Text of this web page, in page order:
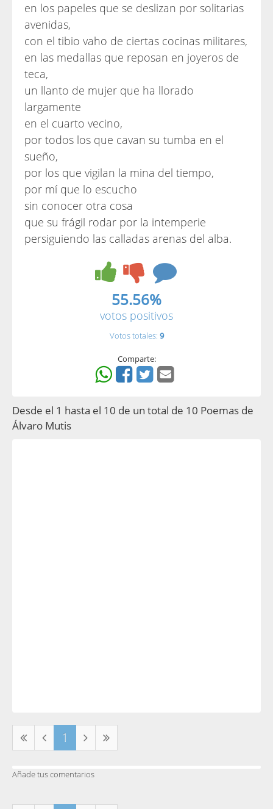
en los papeles que se deslizan por solitarias
avenidas,
con el tibio vaho de ciertas cocinas militares,
en las medallas que reposan en joyeros de
teca,
un llanto de mujer que ha llorado
largamente
en el cuarto vecino,
por todos los que cavan su tumba en el
sueño,
por los que vigilan la mina del tiempo,
por mí que lo escucho
sin conocer otra cosa
que su frágil rodar por la intemperie
persiguiendo las calladas arenas del alba.
55.56%
votos positivos
Votos totales: 9
Comparte:
Desde el 1 hasta el 10 de un total de 10 Poemas de
Álvaro Mutis
1
Añade tus comentarios